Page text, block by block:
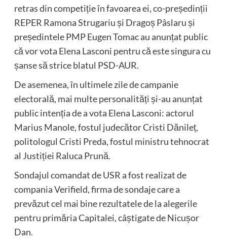
retras din competiție în favoarea ei, co-președinții
REPER Ramona Strugariu și Dragoș Pâslaru și
președintele PMP Eugen Tomac au anunțat public
că vor vota Elena Lasconi pentru că este singura cu
șanse să strice blatul PSD-AUR.
De asemenea, în ultimele zile de campanie
electorală, mai multe personalități și-au anunțat
public intenția de a vota Elena Lasconi: actorul
Marius Manole, fostul judecător Cristi Dănileț,
politologul Cristi Preda, fostul ministru tehnocrat
al Justiției Raluca Prună.
Sondajul comandat de USR a fost realizat de
compania Verifield, firma de sondaje care a
prevăzut cel mai bine rezultatele de la alegerile
pentru primăria Capitalei, câștigate de Nicușor
Dan.